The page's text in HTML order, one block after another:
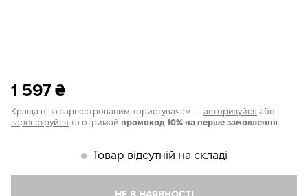
1 597 ₴
Краща ціна зареєстрованим користувачам — авторизуйся або
зареєструйся та отримай промокод 10% на перше замовлення
𒊹 Товар відсутній на складі